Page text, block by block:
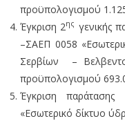
προϋπολογισμού
Έγκριση 2ης γενικής
–ΣΑΕΠ 0058
Σερβίων –
προϋπολογισμού
Έγκριση
«Εσωτερικό δίκτυο